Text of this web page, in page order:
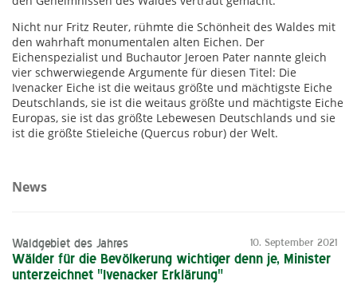
Nicht nur Fritz Reuter, rühmte die Schönheit des Waldes mit
den wahrhaft monumentalen alten Eichen. Der
Eichenspezialist und Buchautor Jeroen Pater nannte gleich
vier schwerwiegende Argumente für diesen Titel: Die
Ivenacker Eiche ist die weitaus größte und mächtigste Eiche
Deutschlands, sie ist die weitaus größte und mächtigste Eiche
Europas, sie ist das größte Lebewesen Deutschlands und sie
ist die größte Stieleiche (Quercus robur) der Welt.
News
10. September 2021
Waldgebiet des Jahres
Wälder für die Bevölkerung wichtiger denn je, Minister
unterzeichnet "Ivenacker Erklärung"